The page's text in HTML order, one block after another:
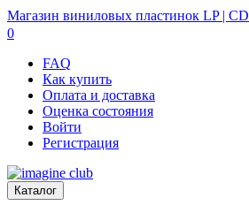
Магазин виниловых пластинок LP | CD
0
FAQ
Как купить
Оплата и доставка
Оценка состояния
Войти
Регистрация
Каталог